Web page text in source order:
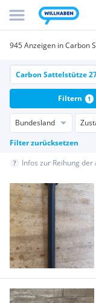
945 Anzeigen in Carbon
Bundesland
Filter zurücksetzen
Filtern 1
Infos zur Reihung der